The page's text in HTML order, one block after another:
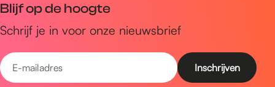
Blijf op de hoogte
Schrijf je in voor onze nieuwsbrief
E
-